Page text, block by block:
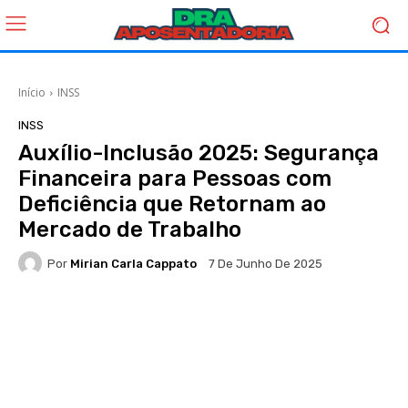
Início INSS
INSS
Auxílio-Inclusão 2025: Segurança
Financeira para Pessoas com
Deficiência que Retornam ao
Mercado de Trabalho
Por Mirian Carla Cappato 7 De Junho De 2025